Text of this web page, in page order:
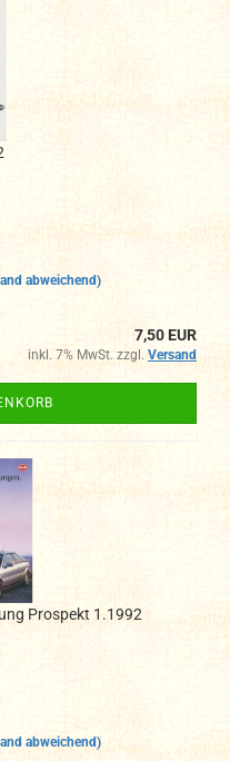
abweichend)
7,50 EUR
inkl. 7% MwSt. zzgl. Versand
Prospekt 1.1992
abweichend)